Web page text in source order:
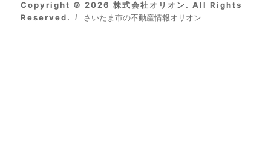
Copyright © 2026 株式会社オリオン. All Rights
Reserved.
さいたま市の不動産情報オリオン